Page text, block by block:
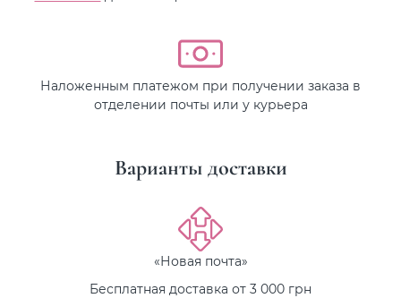
Наложенным платежом при получении заказа в
отделении почты или у курьера
Варианты доставки
«Новая почта»
Бесплатная доставка от 3 000 грн